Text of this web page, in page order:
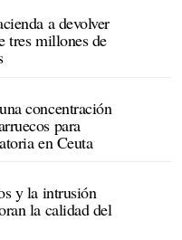
a devolver
tres millones de
concentración
para
en Ceuta
y la intrusión
la calidad del